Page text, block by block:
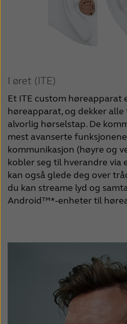
I øret (ITE)
Et ITE custom høreapparat
høreapparat, og dekker
alvorlig hørselstap. De
mest avanserte
kommunikasjon (høyre og
kobler seg til hverandre via
kan også glede deg over
du kan streame lyd og
Android™*-enheter til